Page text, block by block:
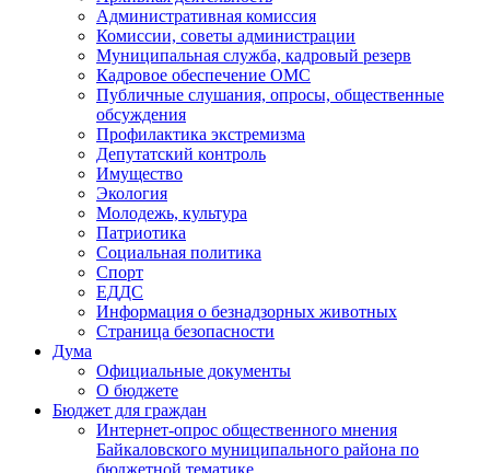
Административная комиссия
Комиссии, советы администрации
Муниципальная служба, кадровый резерв
Кадровое обеспечение ОМС
Публичные слушания, опросы, общественные
обсуждения
Профилактика экстремизма
Депутатский контроль
Имущество
Экология
Молодежь, культура
Патриотика
Социальная политика
Спорт
ЕДДС
Информация о безнадзорных животных
Страница безопасности
Дума
Официальные документы
О бюджете
Бюджет для граждан
Интернет-опрос общественного мнения
Байкаловского муниципального района по
бюджетной тематике